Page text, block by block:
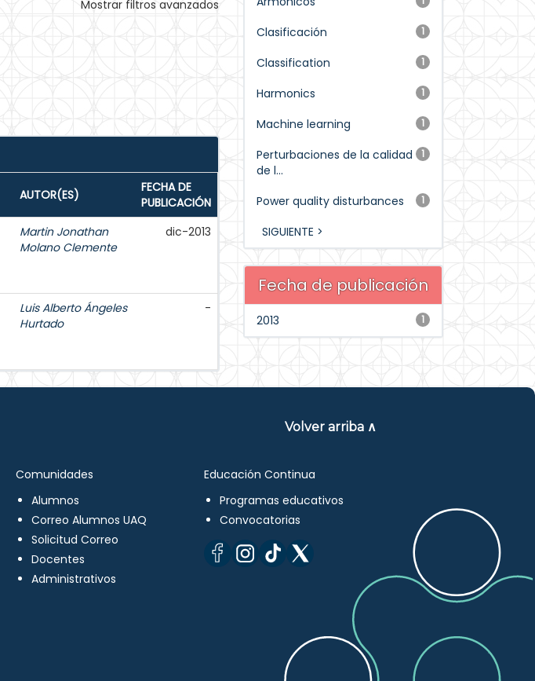
Mostrar filtros avanzados
AUTOR(ES)
FECHA DE
PUBLICACIÓN
Martin Jonathan
Molano Clemente
dic-2013
Luis Alberto Ángeles
Hurtado
-
1
Clasificación
1
Classification
1
Harmonics
1
Machine learning
1
Perturbaciones de la calidad
de l...
1
Power quality disturbances
SIGUIENTE >
Fecha de publicación
1
2013
Volver arriba ∧
Comunidades
Alumnos
Correo Alumnos UAQ
Solicitud Correo
Docentes
Administrativos
Educación Continua
Programas educativos
Convocatorias